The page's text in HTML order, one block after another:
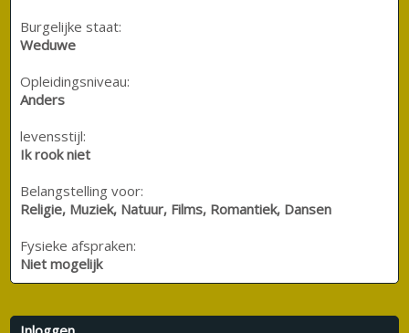
Burgelijke staat:
Weduwe
Opleidingsniveau:
Anders
levensstijl:
Ik rook niet
Belangstelling voor:
Religie, Muziek, Natuur, Films, Romantiek, Dansen
Fysieke afspraken:
Niet mogelijk